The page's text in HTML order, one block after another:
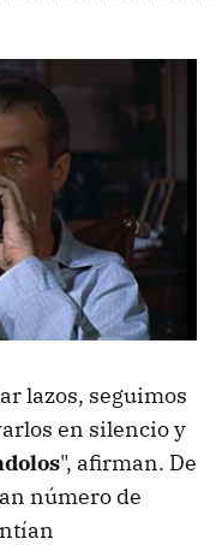
lazos, seguimos
en silencio y
", afirman. De
número de